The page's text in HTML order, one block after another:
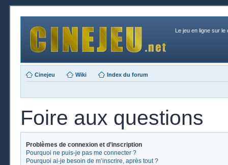
Le jeu en ligne sur le
Cinejeu Wiki Index du forum
Foire aux questions
Problèmes de connexion et d’inscription
Pourquoi ne puis-je pas me connecter ?
Pourquoi ai-je besoin de m’inscrire, après tout ?